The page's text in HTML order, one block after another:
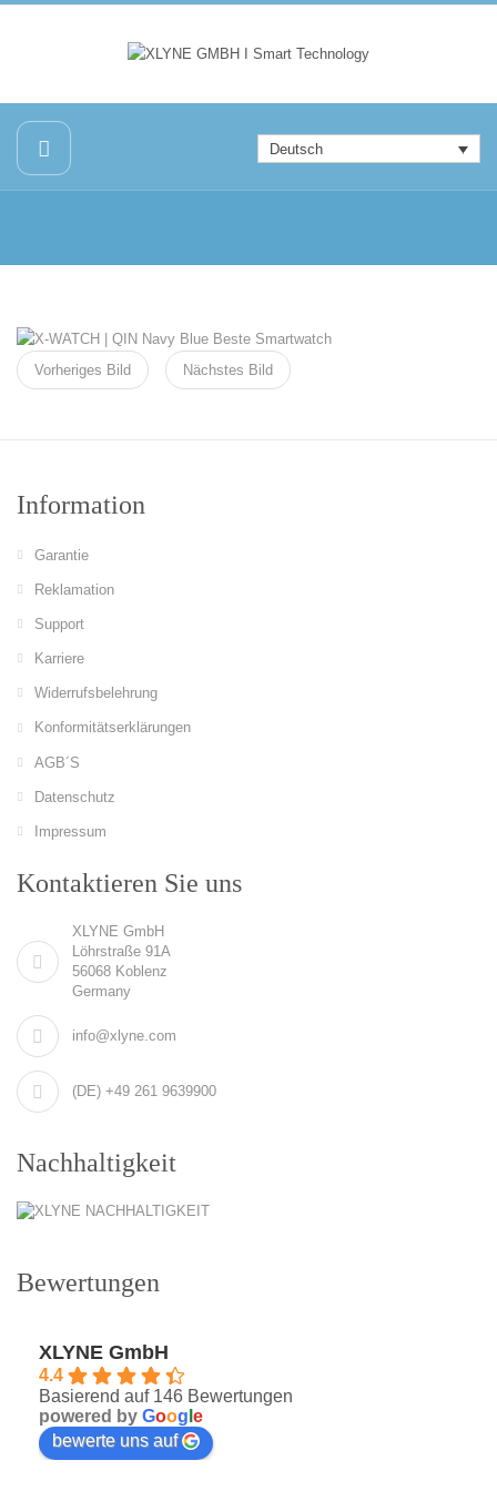
Deutsch
Vorheriges Bild Nächstes Bild
Information
Garantie
Reklamation
Support
Karriere
Widerrufsbelehrung
Konformitätserklärungen
AGB´S
Datenschutz
Impressum
Kontaktieren Sie uns
XLYNE GmbH
Löhrstraße 91A
56068 Koblenz
Germany
info@xlyne.com
(DE) +49 261 9639900
Nachhaltigkeit
Bewertungen
XLYNE GmbH
4.4
Basierend auf 146 Bewertungen
powered by Goog e
bewerte uns auf